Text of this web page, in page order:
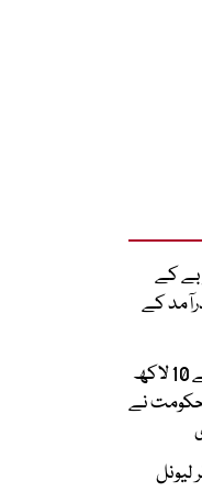
کے
کے
بیرون ملک جانے کے لیے 10 لاکھ
نے
لیونل